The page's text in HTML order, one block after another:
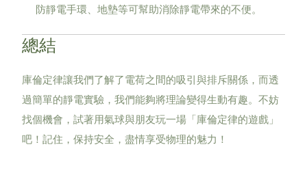
防靜電手環、地墊等可幫助消除靜電帶來的不便。
總結
庫倫定律讓我們了解了電荷之間的吸引與排斥關係，而透
過簡單的靜電實驗，我們能夠將理論變得生動有趣。不妨
找個機會，試著用氣球與朋友玩一場「庫倫定律的遊戲」
吧！記住，保持安全，盡情享受物理的魅力！